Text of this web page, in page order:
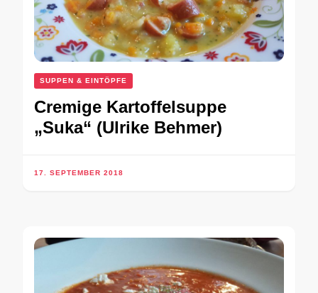
SUPPEN & EINTÖPFE
Cremige Kartoffelsuppe
„Suka“ (Ulrike Behmer)
17. SEPTEMBER 2018